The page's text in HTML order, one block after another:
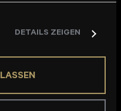
DETAILS ZEIGEN